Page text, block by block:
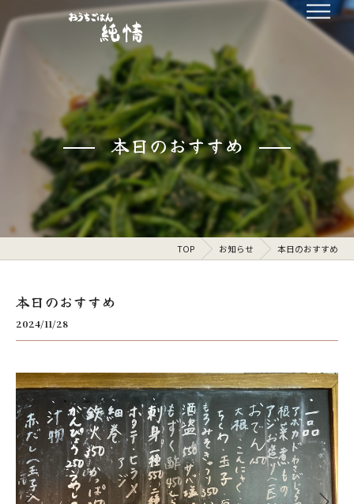
本日のおすすめ
TOP お知らせ 本日のおすすめ
本日のおすすめ
2024/11/28